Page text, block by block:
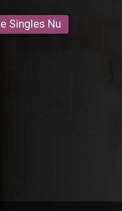
Singles Nu